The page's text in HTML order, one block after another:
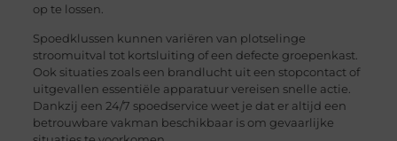
op te lossen.
Spoedklussen kunnen variëren van plotselinge
stroomuitval tot kortsluiting of een defecte groepenkast.
Ook situaties zoals een brandlucht uit een stopcontact of
uitgevallen essentiële apparatuur vereisen snelle actie.
Dankzij een 24/7 spoedservice weet je dat er altijd een
betrouwbare vakman beschikbaar is om gevaarlijke